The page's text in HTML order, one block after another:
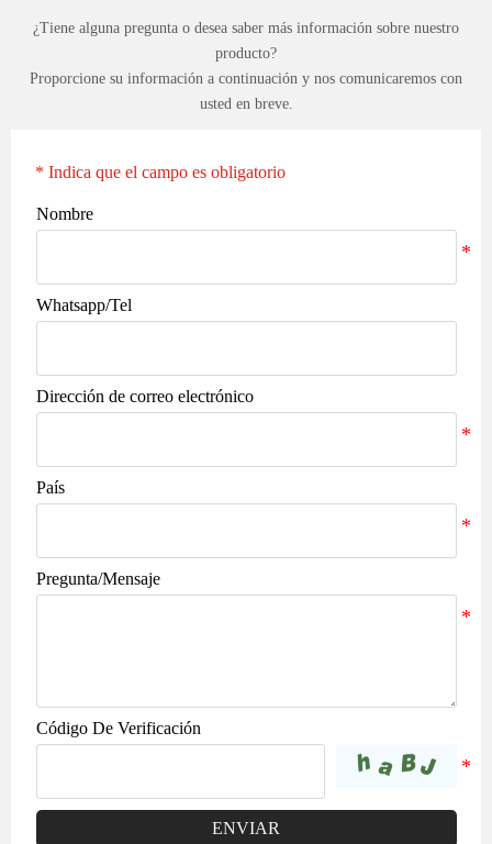
¿Tiene alguna pregunta o desea saber más información sobre nuestro
producto?
Proporcione su información a continuación y nos comunicaremos con
usted en breve.
* Indica que el campo es obligatorio
Nombre
Whatsapp/Tel
Dirección de correo electrónico
País
Pregunta/Mensaje
Código De Verificación
ENVIAR